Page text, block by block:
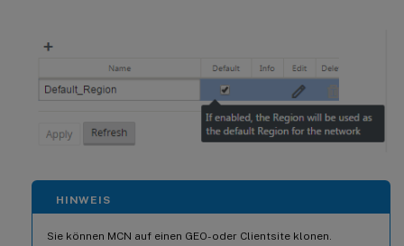
HINWEIS
Sie können MCN auf einen GEO- oder Clientsite klonen.